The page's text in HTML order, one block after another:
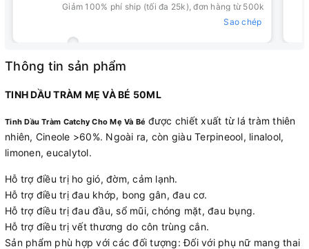
Giảm 100% phí ship (tối đa 25k), đơn hàng từ 500k
Sao chép
Thông tin sản phẩm
TINH DẦU TRÀM MẸ VÀ BÉ 50ML
Tinh Dầu Tràm Catchy Cho Mẹ Và Bé được chiết xuất từ lá tràm thiên
nhiên, Cineole >60%. Ngoài ra, còn giàu Terpineool, linalool,
limonen, eucalytol.
Hỗ trợ điều trị ho gió, đờm, cảm lạnh.
Hỗ trợ điều trị đau khớp, bong gân, đau cơ.
Hỗ trợ điều trị đau đầu, sổ mũi, chóng mặt, đau bụng.
Hỗ trợ điều trị vết thương do côn trùng cắn.
Sản phẩm phù hợp với các đối tượng: Đối với phụ nữ mang thai